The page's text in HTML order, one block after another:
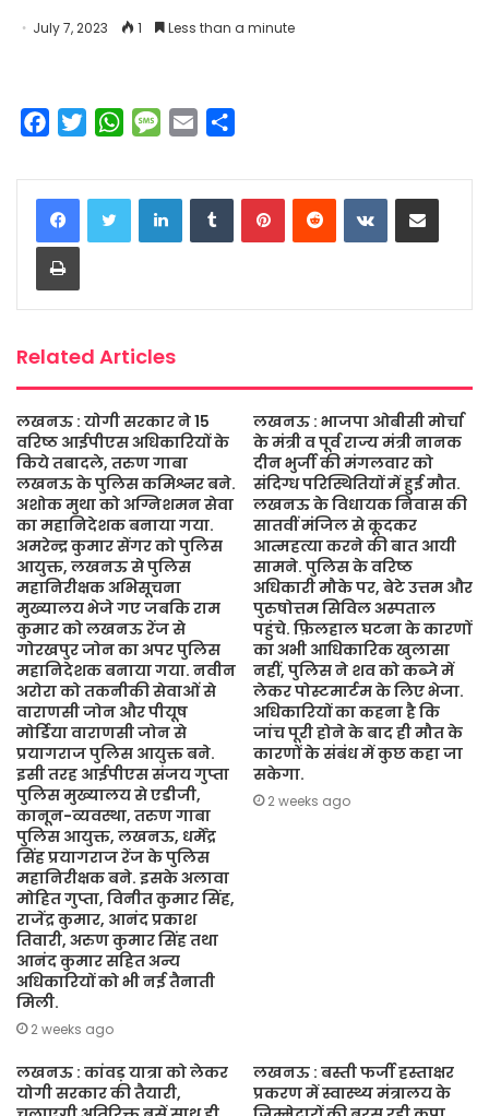
July 7, 2023 1 Less than a minute
c
e
b
o
o
i
t
t
W
a
t
s
M
s
s
a
a
i
a
r
e
LinkedInTumblrPinterestReddit VKontakteShare via Email
Print
Related Articles
लखनऊ : योगी सरकार ने 15
वरिष्ठ आईपीएस अधिकारियों के
किये तबादले, तरुण गाबा
लखनऊ के पुलिस कमिश्नर बने.
अशोक मुथा को अग्निशमन सेवा
का महानिदेशक बनाया गया.
अमरेन्द्र कुमार सेंगर को पुलिस
आयुक्त, लखनऊ से पुलिस
महानिरीक्षक अभिसूचना
मुख्यालय भेजे गए जबकि राम
कुमार को लखनऊ रेंज से
गोरखपुर जोन का अपर पुलिस
महानिदेशक बनाया गया. नवीन
अरोरा को तकनीकी सेवाओं से
वाराणसी जोन और पीयूष
मोर्डिया वाराणसी जोन से
प्रयागराज पुलिस आयुक्त बने.
इसी तरह आईपीएस संजय गुप्ता
पुलिस मुख्यालय से एडीजी,
कानून-व्यवस्था, तरुण गाबा
पुलिस आयुक्त, लखनऊ, धर्मेंद्र
सिंह प्रयागराज रेंज के पुलिस
महानिरीक्षक बने. इसके अलावा
मोहित गुप्ता, विनीत कुमार सिंह,
राजेंद्र कुमार, आनंद प्रकाश
तिवारी, अरुण कुमार सिंह तथा
आनंद कुमार सहित अन्य
अधिकारियों को भी नई तैनाती
मिली.
2 weeks ago
लखनऊ : भाजपा ओबीसी मोर्चा
के मंत्री व पूर्व राज्य मंत्री नानक
दीन भुर्जी की मंगलवार को
संदिग्ध परिस्थितियों में हुई मौत.
लखनऊ के विधायक निवास की
सातवीं मंजिल से कूदकर
आत्महत्या करने की बात आयी
सामने. पुलिस के वरिष्ठ
अधिकारी मौके पर, बेटे उत्तम और
पुरुषोत्तम सिविल अस्पताल
पहुंचे. फ़िलहाल घटना के कारणों
का अभी आधिकारिक खुलासा
नहीं, पुलिस ने शव को कब्जे में
लेकर पोस्टमार्टम के लिए भेजा.
अधिकारियों का कहना है कि
जांच पूरी होने के बाद ही मौत के
कारणों के संबंध में कुछ कहा जा
सकेगा.
2 weeks ago
लखनऊ : कांवड़ यात्रा को लेकर
योगी सरकार की तैयारी,
लखनऊ : बस्ती फर्जी हस्ताक्षर
प्रकरण में स्वास्थ्य मंत्रालय के